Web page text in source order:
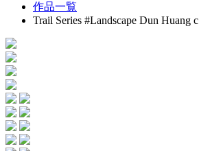
作品一覧
Trail Series #Landscape Dun Huang c